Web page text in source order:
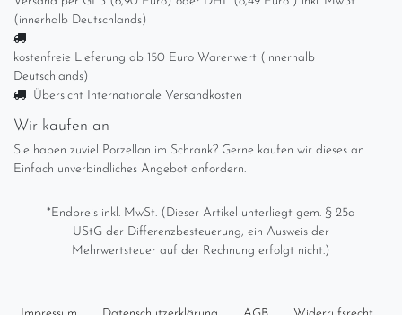
(innerhalb Deutschlands)
kostenfreie Lieferung ab 150 Euro Warenwert (innerhalb
Deutschlands)
Übersicht Internationale Versandkosten
Wir kaufen an
Sie haben zuviel Porzellan im Schrank? Gerne kaufen wir dieses an.
Einfach unverbindliches Angebot anfordern.
*Endpreis inkl. MwSt. (Dieser Artikel unterliegt gem. § 25a
UStG der Differenzbesteuerung, ein Ausweis der
Mehrwertsteuer auf der Rechnung erfolgt nicht.)